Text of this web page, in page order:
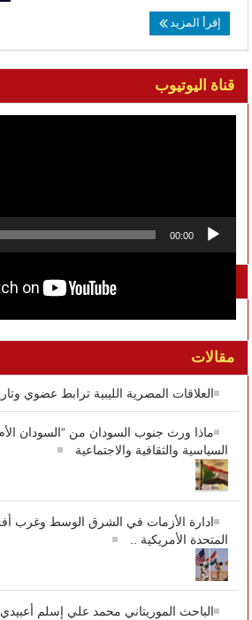
إقرأ المزيد
قناة اليوتيوب
00:00
تواصل معنا على الفيسبوك
مقالات
العلاقات المصرية الليبية ترابط عضوي
ماذا ورث جنوب السودان من “السودان
السياسية والثقافية والاجتماعية
ادارة الأزمات في الشرق الوسط وغرب
المتحدة الأمريكية ..
الباحث الموريتاني محمد علي إسلم